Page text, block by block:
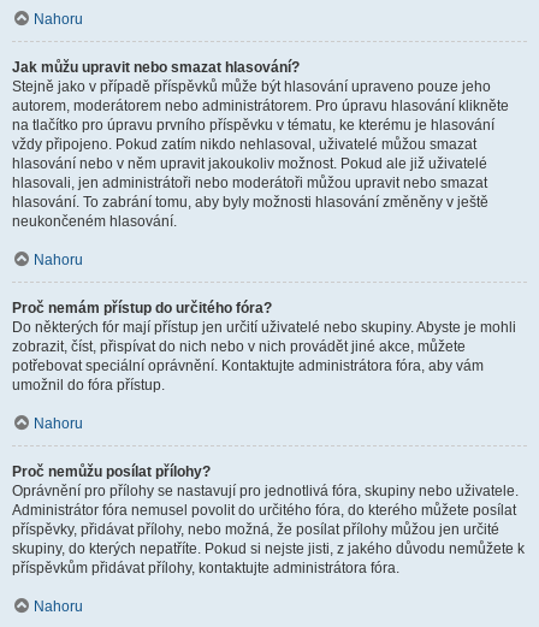
Nahoru
Jak můžu upravit nebo smazat hlasování?
Stejně jako v případě příspěvků může být hlasování upraveno pouze jeho
autorem, moderátorem nebo administrátorem. Pro úpravu hlasování klikněte
na tlačítko pro úpravu prvního příspěvku v tématu, ke kterému je hlasování
vždy připojeno. Pokud zatím nikdo nehlasoval, uživatelé můžou smazat
hlasování nebo v něm upravit jakoukoliv možnost. Pokud ale již uživatelé
hlasovali, jen administrátoři nebo moderátoři můžou upravit nebo smazat
hlasování. To zabrání tomu, aby byly možnosti hlasování změněny v ještě
neukončeném hlasování.
Nahoru
Proč nemám přístup do určitého fóra?
Do některých fór mají přístup jen určití uživatelé nebo skupiny. Abyste je mohli
zobrazit, číst, přispívat do nich nebo v nich provádět jiné akce, můžete
potřebovat speciální oprávnění. Kontaktujte administrátora fóra, aby vám
umožnil do fóra přístup.
Nahoru
Proč nemůžu posílat přílohy?
Oprávnění pro přílohy se nastavují pro jednotlivá fóra, skupiny nebo uživatele.
Administrátor fóra nemusel povolit do určitého fóra, do kterého můžete posílat
příspěvky, přidávat přílohy, nebo možná, že posílat přílohy můžou jen určité
skupiny, do kterých nepatříte. Pokud si nejste jisti, z jakého důvodu nemůžete k
příspěvkům přidávat přílohy, kontaktujte administrátora fóra.
Nahoru